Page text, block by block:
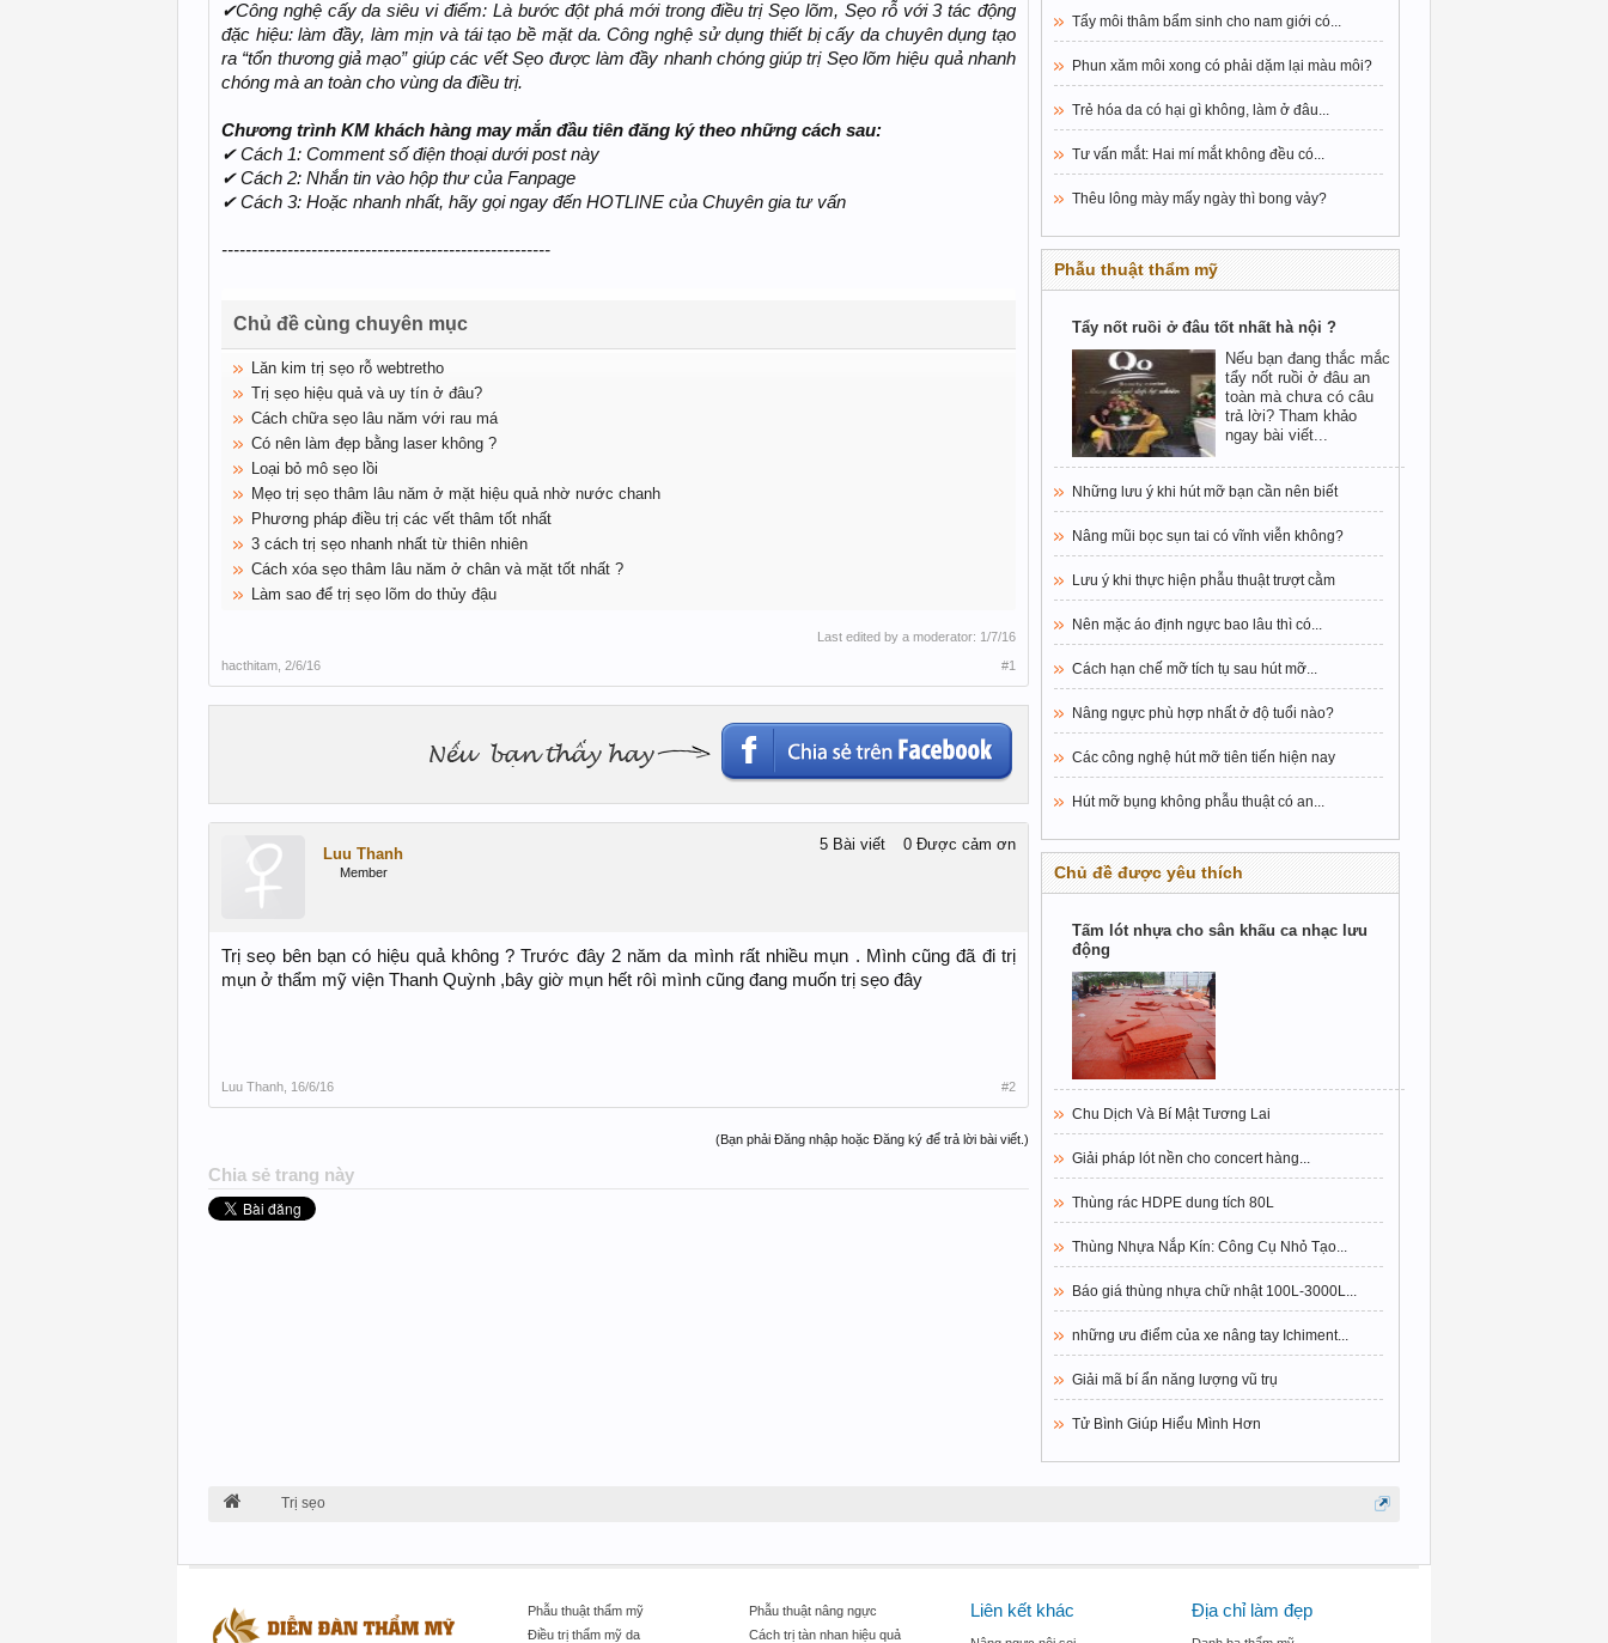
✔Công nghệ cấy da siêu vi điểm: Là bước đột phá mới trong điều trị Sẹᴏ lõm, Sẹᴏ rỗ với 3 tác động
đặc hiệu: làm đầy, làm mịn và tái tạo bề mặt da. Công nghệ sử dụng thiết bị cấy da chuyên dụng tạo
ra “tổn thương giả mạo” giúp các vết Sẹᴏ được làm đầy nhanh chóng giúp trị Sẹᴏ lõm hiệu quả nhanh
chóng mà an toàn cho vùng da điều trị.
Chương trình KM khách hàng may mắn đầu tiên đăng ký theo những cách sau:
✔ Cách 1: Comment số điện thoại dưới post này
✔ Cách 2: Nhắn tin vào hộp thư của Fanpage
✔ Cách 3: Hoặc nhanh nhất, hãy gọi ngay đến HOTLINE của Chuyên gia tư vấn
-------------------------------------------------------
Chủ đề cùng chuyên mục
Lăn kim trị sẹo rỗ webtretho
Trị sẹo hiệu quả và uy tín ở đâu?
Cách chữa sẹo lâu năm với rau má
Có nên làm đẹp bằng laser không ?
Loại bỏ mô sẹo lồi
Mẹo trị sẹo thâm lâu năm ở mặt hiệu quả nhờ nước chanh
Phương pháp điều trị các vết thâm tốt nhất
3 cách trị sẹo nhanh nhất từ thiên nhiên
Cách xóa sẹo thâm lâu năm ở chân và mặt tốt nhất ?
Làm sao để trị sẹo lõm do thủy đậu
Last edited by a moderator: 1/7/16
hacthitam 2/6/16 #1
Luu Thanh
Member
5 Bài viết 0 Được cảm ơn
Trị seọ bên bạn có hiệu quả không ? Trước đây 2 năm da mình rất nhiều mụn . Mình cũng đã đi trị
mụn ở thẩm mỹ viện Thanh Quỳnh ,bây giờ mụn hết rôì mình cũng đang muốn trị sẹo đây
Luu Thanh 16/6/16 #2
(Bạn phải Đăng nhập hoặc Đăng ký để trả lời bài viết.)
Chia sẻ trang này
Tẩy môi thâm bẩm sinh cho nam giới có...
Phun xăm môi xong có phải dặm lại màu môi?
Trẻ hóa da có hại gì không, làm ở đâu...
Tư vấn mắt: Hai mí mắt không đều có...
Thêu lông mày mấy ngày thì bong vảy?
Phẫu thuật thẩm mỹ
Tẩy nốt ruồi ở đâu tốt nhất hà nội ?
Nếu bạn đang thắc mắc
tẩy nốt ruồi ở đâu an
toàn mà chưa có câu
trả lời? Tham khảo
ngay bài viết...
Những lưu ý khi hút mỡ bạn cần nên biết
Nâng mũi bọc sụn tai có vĩnh viễn không?
Lưu ý khi thực hiện phẫu thuật trượt cằm
Nên mặc áo định ngực bao lâu thì có...
Cách hạn chế mỡ tích tụ sau hút mỡ...
Nâng ngực phù hợp nhất ở độ tuổi nào?
Các công nghệ hút mỡ tiên tiến hiện nay
Hút mỡ bụng không phẫu thuật có an...
Chủ đề được yêu thích
Tấm lót nhựa cho sân khấu ca nhạc lưu
động
Chu Dịch Và Bí Mật Tương Lai
Giải pháp lót nền cho concert hàng...
Thùng rác HDPE dung tích 80L
Thùng Nhựa Nắp Kín: Công Cụ Nhỏ Tạo...
Báo giá thùng nhựa chữ nhật 100L-3000L...
những ưu điểm của xe nâng tay Ichiment...
Giải mã bí ẩn năng lượng vũ trụ
Tử Bình Giúp Hiểu Mình Hơn
Trị sẹo
Phẫu thuật thẩm mỹ
Điều trị thẩm mỹ da
Phẫu thuật nâng ngực
Cách trị tàn nhan hiệu quả
Liên kết khác Địa chỉ làm đẹp